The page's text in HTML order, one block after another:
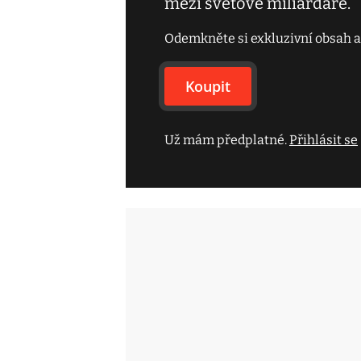
Odemkněte si exkluzivní obsah
Koupit
Už mám předplatné.Přihlásit se